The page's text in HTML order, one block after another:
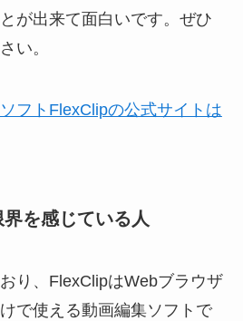
が出来て面白いです。ぜひ
い。
フトFlexClipの公式サイトは
を感じている人
り、FlexClipはWebブラウザ
で使える動画編集ソフトで